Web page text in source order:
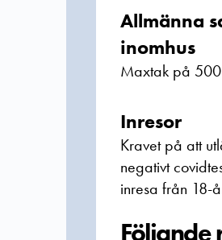
Allmänna
inomhus
Maxtak på 500
Inresor
Kravet på att
negativt
inresa från 18-
Följande